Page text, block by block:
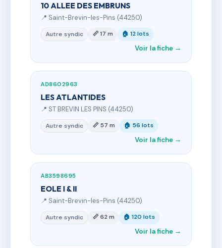
10 ALLEE DES EMBRUNS
📍 Saint-Brevin-les-Pins (44250)
Autre syndic 📏 17 m 🏠 12 lots
Voir la fiche →
AD8602963
LES ATLANTIDES
📍 ST BREVIN LES PINS (44250)
Autre syndic 📏 57 m 🏠 56 lots
Voir la fiche →
AB3598695
EOLE I & II
📍 Saint-Brevin-les-Pins (44250)
Autre syndic 📏 62 m 🏠 120 lots
Voir la fiche →